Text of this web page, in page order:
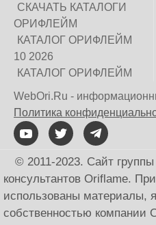
СКАЧАТЬ КАТАЛОГИ
ОРИФЛЕЙМ
КАТАЛОГ ОРИФЛЕЙМ
10 2026
КАТАЛОГ ОРИФЛЕЙМ
WebOri.Ru -
Политика
© 2011-2023. Сайт
консультантов Oriflame.
использованы материалы,
собственностью